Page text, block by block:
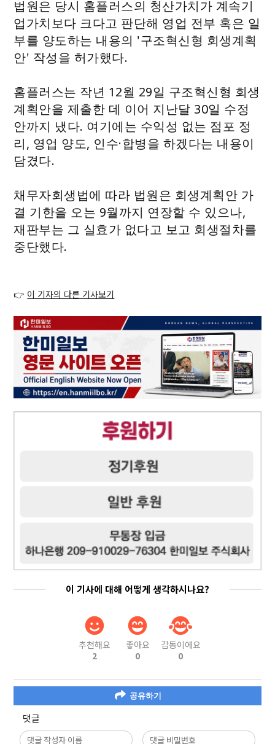
법원은 당시 홈플러스의 청산가치가 계속기
업가치보다 크다고 판단해 영업 전부 혹은 일
부를 양도하는 내용의 '구조혁신형 회생계획
안' 작성을 허가했다.
홈플러스는 작년 12월 29일 구조혁신형 회생
계획안을 제출한 데 이어 지난달 30일 수정
안까지 냈다. 여기에는 수익성 없는 점포 정
리, 영업 양도, 인수·합병을 하겠다는 내용이
담겼다.
채무자회생법에 따라 법원은 회생계획안 가
결 기한을 오는 9월까지 연장할 수 있으나,
재판부는 그 실효가 없다고 보고 회생절차를
중단했다.
👉 이 기자의 다른 기사보기
이 기사에 대해 어떻게 생각하시나요?
추천해요
2
좋아요
0
감동이에요
0
공유하기
댓글